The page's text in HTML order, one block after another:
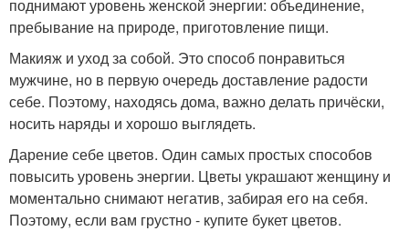
поднимают уровень женской энергии: объединение,
пребывание на природе, приготовление пищи.
Макияж и уход за собой. Это способ понравиться
мужчине, но в первую очередь доставление радости
себе. Поэтому, находясь дома, важно делать причёски,
носить наряды и хорошо выглядеть.
Дарение себе цветов. Один самых простых способов
повысить уровень энергии. Цветы украшают женщину и
моментально снимают негатив, забирая его на себя.
Поэтому, если вам грустно - купите букет цветов.